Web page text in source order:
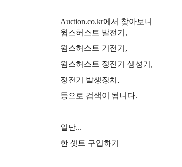
Auction.co.kr에서 찾아보니
윔스허스트 발전기,
윔스허스트 기전기,
윔스허스트 정진기 생성기,
정전기 발생장치,
등으로 검색이 됩니다.
일단...
한 셋트 구입하기